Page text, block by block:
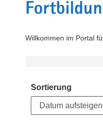
Willkommen im Portal
Sortierung